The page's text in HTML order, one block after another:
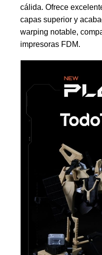
cálida. Ofrece
capas superior y
warping notable,
impresoras FDM.